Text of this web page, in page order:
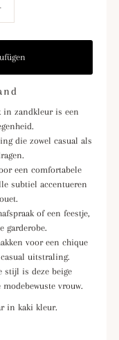
in zandkleur is een
die zowel casual als
een comfortabele
subtiel accentueren
of een feestje,
garderobe.
voor een chique
uitstraling.
stijl is deze beige
vrouw.
in kaki kleur.